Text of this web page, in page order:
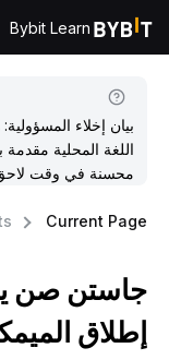
Bybit Learn
بيان إخلاء المسؤولية:
اللغة المحلية مقدمة
محسنة في وقت لاحق.
Bits Current